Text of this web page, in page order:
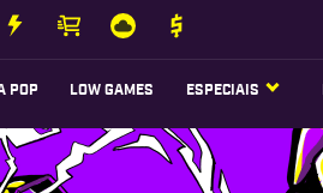
POP LOW GAMES ESPECIAIS